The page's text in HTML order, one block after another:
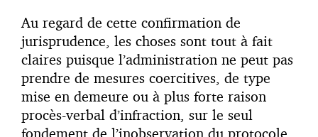
Au regard de cette confirmation de
jurisprudence, les choses sont tout à fait
claires puisque l’administration ne peut pas
prendre de mesures coercitives, de type
mise en demeure ou à plus forte raison
procès-verbal d’infraction, sur le seul
fondement de l’inobservation du protocole.